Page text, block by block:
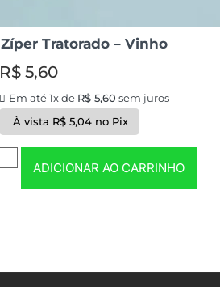
Zíper Tratorado – Vinho
R$5,60
Em até 1x de R$5,60 sem juros
À vista R$ 5,04 no Pix
ADICIONAR AO CARRINHO